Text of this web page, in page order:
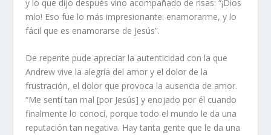
y lo que dijo después vino acompañado de risas: “¡Dios
mío! Eso fue lo más impresionante: enamorarme, y lo
fácil que es enamorarse de Jesús”.
De repente pude apreciar la autenticidad con la que
Andrew vive la alegría del amor y el dolor de la
frustración, el dolor que provoca la ausencia de amor.
“Me sentí tan mal [por Jesús] y enojado por él cuando
finalmente lo conocí, porque todo el mundo le da una
reputación tan negativa. Hay tanta gente que le da una